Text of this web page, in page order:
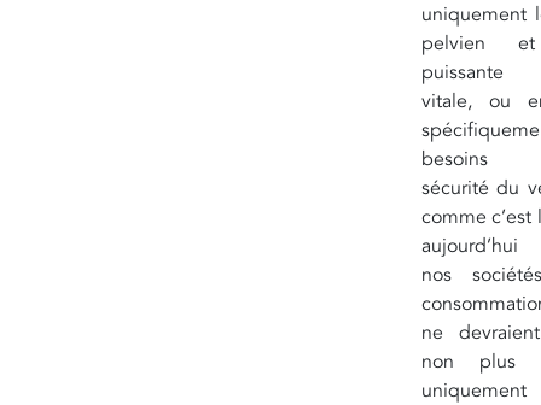
uniquement
pelvien
puissante
vitale, ou
sécurité du
comme c’est
aujourd’hui
nos
ne
non plus